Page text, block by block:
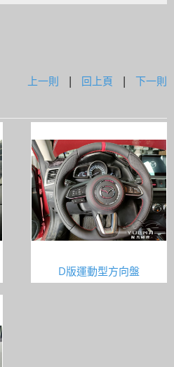
上一則 | 回上頁 | 下一則
D版運動型方向盤